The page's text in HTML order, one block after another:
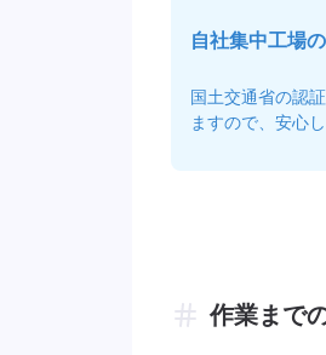
自社集中工場
国土交通省の認
ますので、安心
作業まで